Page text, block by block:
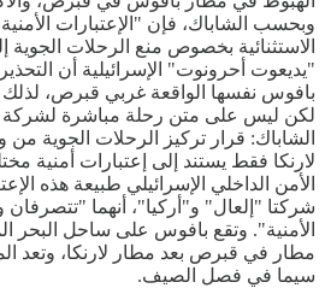
وبحسب الشاباك، فإن "الإعتبارات
الاستثنائية بخصوص منع الرحلات
"يديعوت أحرونوت" الإسرائيلية أن
بافوس نفسها الواقعة غربي قبرص،
لكن ليس على متن رحلة مباشرة لشركة
الشاباك: قرار تركيز الرحلات الجوية
لارنكا فقط يستند إلى إعتبارات أمنية
الأمن الداخلي الإسرائيلي طبيعة هذه
شركتا "إلعال" و"أركيا"، أنهما "تتصرفان
الأمنية". وتقع بافوس على ساحل البحر
مطار في قبرص بعد مطار لارنكا، وتعد
سيما في فصل الصيف.